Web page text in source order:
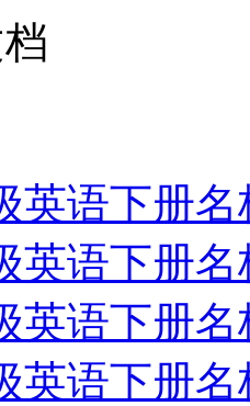
英语下册
英语下册
英语下册
英语下册